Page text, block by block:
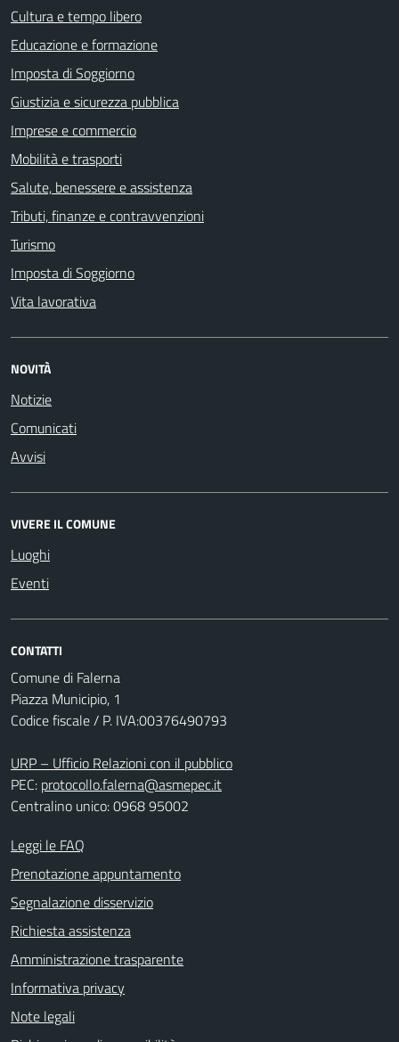
Cultura e tempo libero
Educazione e formazione
Imposta di Soggiorno
Giustizia e sicurezza pubblica
Imprese e commercio
Mobilità e trasporti
Salute, benessere e assistenza
Tributi, finanze e contravvenzioni
Turismo
Imposta di Soggiorno
Vita lavorativa
NOVITÀ
Notizie
Comunicati
Avvisi
VIVERE IL COMUNE
Luoghi
Eventi
CONTATTI
Comune di Falerna
Piazza Municipio, 1
Codice fiscale / P. IVA:00376490793
URP – Ufficio Relazioni con il pubblico
PEC: protocollo.falerna@asmepec.it
Centralino unico: 0968 95002
Leggi le FAQ
Prenotazione appuntamento
Segnalazione disservizio
Richiesta assistenza
Amministrazione trasparente
Informativa privacy
Note legali